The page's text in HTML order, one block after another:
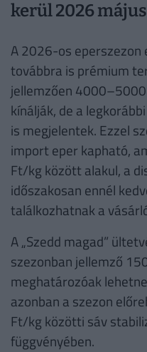
kerül 2026
A 2026-os eperszezon
továbbra is prémium
jellemzően
kínálják, de a
is megjelentek. Ezzel
import eper kapható,
Ft/kg között alakul, a
időszakosan ennél
találkozhatnak a
A „Szedd magad”
szezonban jellemző
meghatározóak
azonban a szezon
Ft/kg közötti sáv
függvényében.